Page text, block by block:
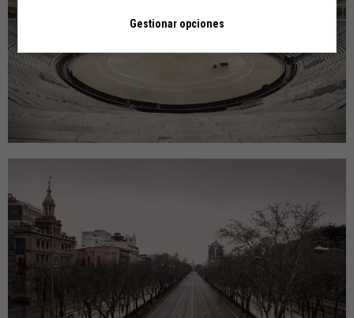
Gestionar opciones